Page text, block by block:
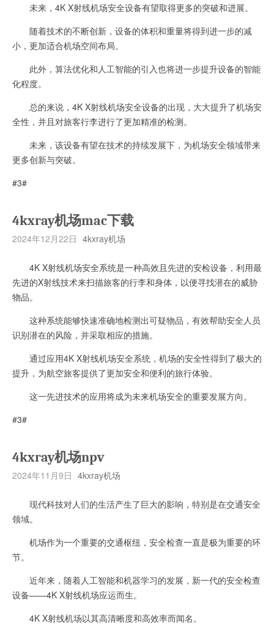
未来，4K X射线机场安全设备有望取得更多的突破和进展。
随着技术的不断创新，设备的体积和重量将得到进一步的减
小，更加适合机场空间布局。
此外，算法优化和人工智能的引入也将进一步提升设备的智能
化程度。
总的来说，4K X射线机场安全设备的出现，大大提升了机场安
全性，并且对旅客行李进行了更加精准的检测。
未来，该设备有望在技术的持续发展下，为机场安全领域带来
更多创新与突破。
#3#
4kxray机场mac下载
2024年12月22日 4kxray机场
4K X射线机场安全系统是一种高效且先进的安检设备，利用最
先进的X射线技术来扫描旅客的行李和身体，以便寻找潜在的威胁
物品。
这种系统能够快速准确地检测出可疑物品，有效帮助安全人员
识别潜在的风险，并采取相应的措施。
通过应用4K X射线机场安全系统，机场的安全性得到了极大的
提升，为航空旅客提供了更加安全和便利的旅行体验。
这一先进技术的应用将成为未来机场安全的重要发展方向。
#3#
4kxray机场npv
2024年11月9日 4kxray机场
现代科技对人们的生活产生了巨大的影响，特别是在交通安全
领域。
机场作为一个重要的交通枢纽，安全检查一直是极为重要的环
节。
近年来，随着人工智能和机器学习的发展，新一代的安全检查
设备——4K X射线机场应运而生。
4K X射线机场以其高清晰度和高效率而闻名。